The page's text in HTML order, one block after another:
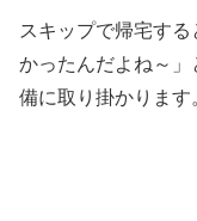
スキップで帰宅す
かったんだよね～
備に取り掛かります